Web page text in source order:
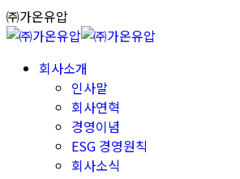
Skip
to
㈜가온유압
회사소개
인사말
회사연혁
경영이념
ESG 경영원칙
회사소식